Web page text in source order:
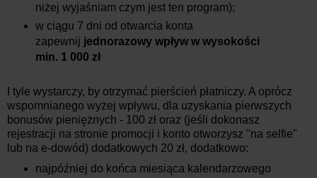
niżej wyjaśniam czym jest ten program);
w ciągu 7 dni od otwarcia konta
zapewnij jednorazowy wpływ w wysokości
min. 1 000 zł
I tyle wystarczy, by otrzymać pierścień płatniczy. A oprócz
wspomnianego wyżej wpływu, dla uzyskania pierwszych
bonusów pieniężnych - 100 zł oraz (jeśli dokonasz
rejestracji na stronie promocji i konto otworzysz "na selfie"
lub na e-dowód) dodatkowych 20 zł, dodatkowo:
najpóźniej do końca miesiąca kalendarzowego